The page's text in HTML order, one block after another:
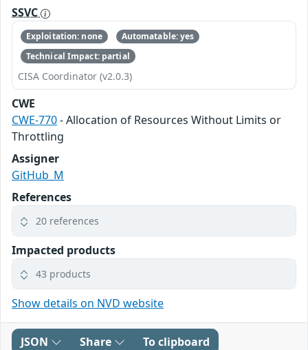
SSVC
Exploitation: none
Automatable: yes
Technical Impact: partial
CISA Coordinator (v2.0.3)
CWE
CWE-770- Allocation of Resources Without Limits or
Throttling
Assigner
GitHub_M
References
20 references
Impacted products
43 products
Show details on NVD website
JSON Share To clipboard